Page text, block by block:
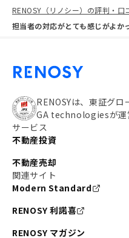
RENOSY（リノシー）の評判・口
担当者の対応がとても感じがよか
RENOSYは、東証グロ
GA technologiesが運
サービス
不動産投資
不動産売却
関連サイト
Modern Standard
RENOSY 利諾喜
RENOSY マガジン